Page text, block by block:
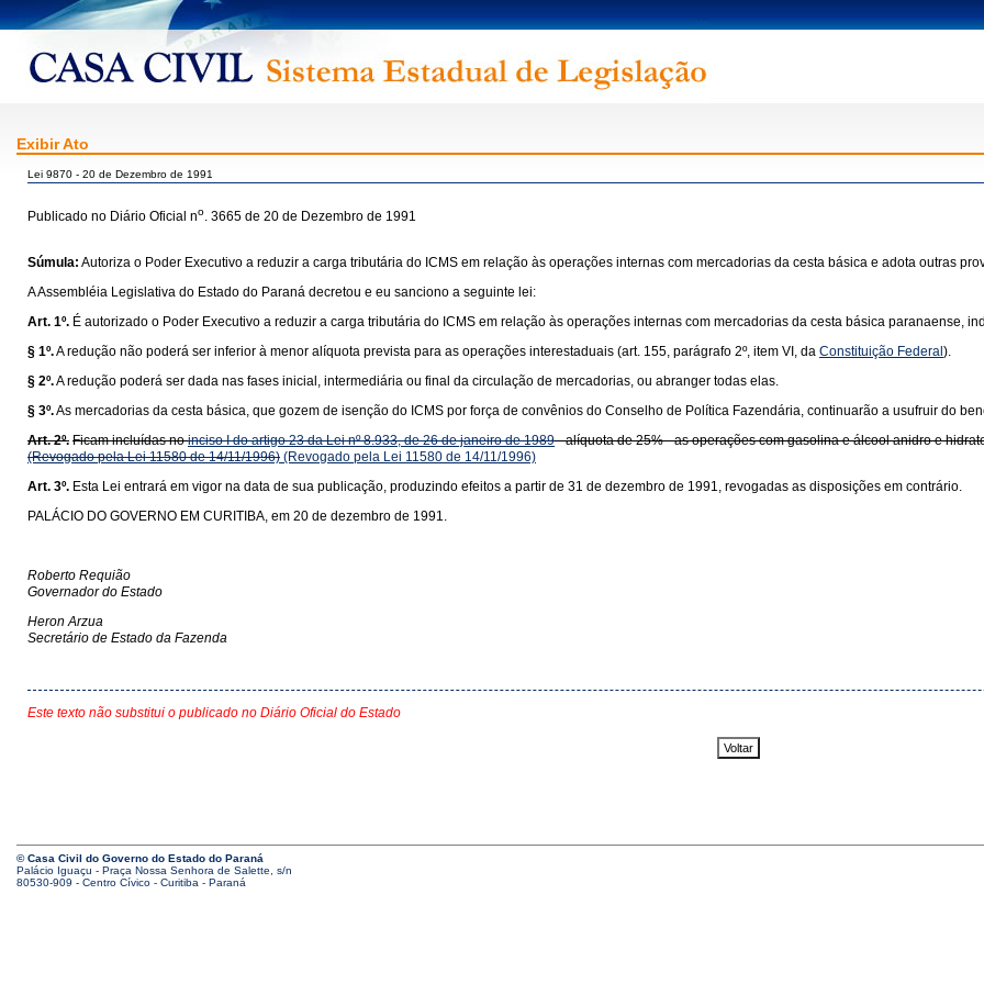
Exibir Ato
Lei 9870 - 20 de Dezembro de 1991
Publicado no Diário Oficial no. 3665 de 20 de Dezembro de 1991
Súmula: Autoriza o Poder Executivo a reduzir a carga tributária do ICMS em relação às operações internas com mercadorias da cesta básica e adota outras
A Assembléia Legislativa do Estado do Paraná decretou e eu sanciono a seguinte lei:
Art. 1º. É autorizado o Poder Executivo a reduzir a carga tributária do ICMS em relação às operações internas com mercadorias da cesta básica paranaense,
§ 1º.A redução não poderá ser inferior à menor alíquota prevista para as operações interestaduais (art. 155, parágrafo 2º, item VI, da Constituição Federal ).
§ 2º.A redução poderá ser dada nas fases inicial, intermediária ou final da circulação de mercadorias, ou abranger todas elas.
§ 3º.As mercadorias da cesta básica, que gozem de isenção do ICMS por força de convênios do Conselho de Política Fazendária, continuarão a usufruir do
Art. 2º. Ficam incluídas noinciso I do artigo 23 da Lei nº 8.933, de 26 de janeiro de 1989- alíquota de 25% - as operações com gasolina e álcool anidro e
(Revogado pela Lei 11580 de 14/11/1996) (Revogado pela Lei 11580 de 14/11/1996)
Art. 3º. Esta Lei entrará em vigor na data de sua publicação, produzindo efeitos a partir de 31 de dezembro de 1991, revogadas as disposições em contrário.
PALÁCIO DO GOVERNO EM CURITIBA, em 20 de dezembro de 1991.
Roberto Requião
Governador do Estado
Heron Arzua
Secretário de Estado da Fazenda
Este texto não substitui o publicado no Diário Oficial do Estado
© Casa Civil do Governo do Estado do Paraná
Palácio Iguaçu - Praça Nossa Senhora de Salette, s/n
80530-909 - Centro Cívico - Curitiba - Paraná